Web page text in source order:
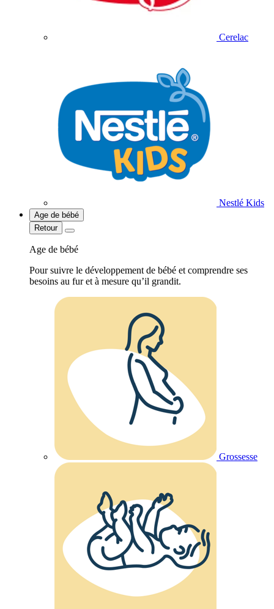
Cerelac
Nestlé Kids
Age de bébé
Retour
Age de bébé
Pour suivre le développement de bébé et comprendre ses
besoins au fur et à mesure qu’il grandit.
Grossesse